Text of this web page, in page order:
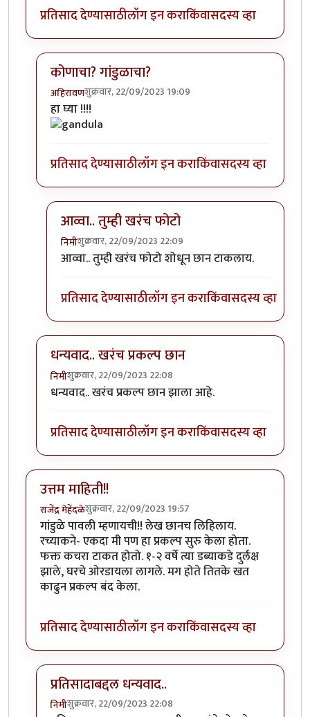
प्रतिसाद देण्यासाठीलॉग इन कराकिंवासदस्य व्हा
कोणाचा? गांडुळाचा?
अहिरावणशुक्रवार, 22/09/2023 19:09
In reply to
हा घ्या !!!!
प्रतिसाद देण्यासाठीलॉग इन कराकिंवासदस्य व्हा
आव्वा.. तुम्ही खरंच फोटो
निमीशुक्रवार, 22/09/2023 22:09
In reply toकोणाचा? गांडुळाचा?byअहिरावण
आव्वा.. तुम्ही खरंच फोटो शोधून छान टाकलाय.
प्रतिसाद देण्यासाठीलॉग इन कराकिंवासदस्य व्हा
धन्यवाद.. खरंच प्रकल्प छान
निमीशुक्रवार, 22/09/2023 22:08
In reply toएखादा फोटो पाहिजे होता.by
धन्यवाद.. खरंच प्रकल्प छान झाला आहे.
प्रतिसाद देण्यासाठीलॉग इन कराकिंवासदस्य व्हा
उत्तम माहिती!!
राजेंद्र मेहेंदळेशुक्रवार, 22/09/2023 19:57
गांडुळे पावली म्हणायची!! लेख छानच लिहिलाय.
रच्याकने- एकदा मी पण हा प्रकल्प सुरु केला होता.
फक्त कचरा टाकत होतो. १-२ वर्षे त्या डब्याकडे दुर्लक्ष
झाले, घरचे ओरडायला लागले. मग होते तितके खत
काढुन प्रकल्प बंद केला.
प्रतिसाद देण्यासाठीलॉग इन कराकिंवासदस्य व्हा
प्रतिसादाबद्दल धन्यवाद..
निमीशुक्रवार, 22/09/2023 22:08